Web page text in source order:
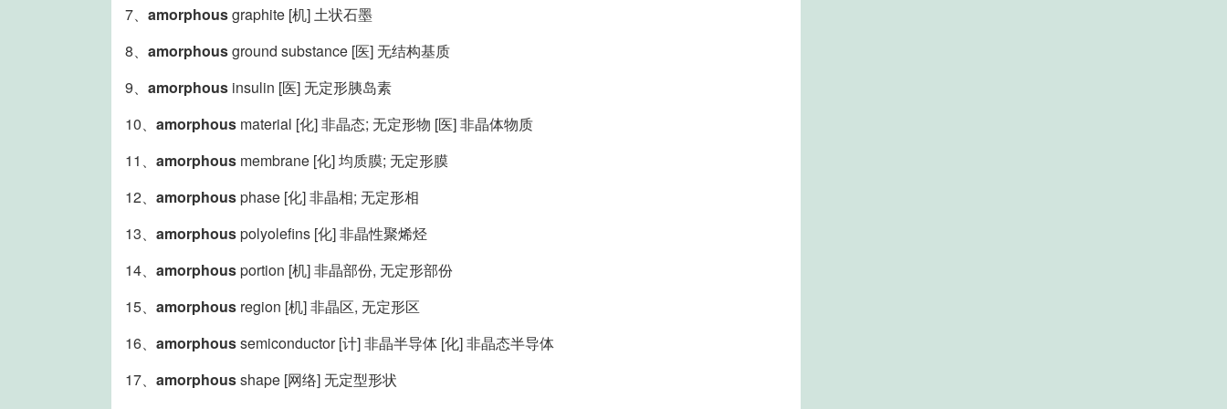
7、 amorphousgraphite [机] 土状石墨
8、 amorphousground substance [医] 无结构基质
9、 amorphous insulin [医] 无定形胰岛素
10、 amorphous material [化] 非晶态; 无定形物 [医] 非晶体物质
11、 amorphous membrane [化] 均质膜; 无定形膜
12、 amorphousphase [化] 非晶相; 无定形相
13、 amorphouspolyolefins [化] 非晶性聚烯烃
14、 amorphousportion [机] 非晶部份, 无定形部份
15、 amorphous region [机] 非晶区, 无定形区
16、 amorphoussemiconductor [计] 非晶半导体 [化] 非晶态半导体
17、 amorphousshape [网络] 无定型形状